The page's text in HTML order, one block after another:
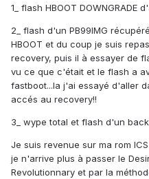
1_ flash HBOOT DOWNGRADE
2_ flash d'un PB99IMG
HBOOT et du coup je suis
recovery, puis il à essayer de
vu ce que c'était et le flash a
fastboot...la j'ai essayé d'aller
accés au recovery!!
3_ wype total et flash d'un
Je suis revenue sur ma rom
je n'arrive plus à passer le
Revolutionnary et par la